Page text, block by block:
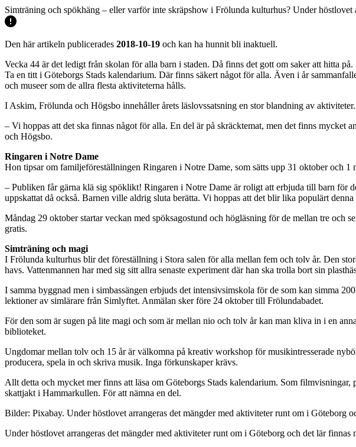
Simträning och spökhäng – eller varför inte skräpshow i Frölunda kulturhus? Under
Den här artikeln publicerades 2018-10-19 och kan ha hunnit bli inaktuell.
Vecka 44 är det ledigt från skolan för alla barn i staden. Då finns det gott om saker att hitta på.
Ta en titt i Göteborgs Stads kalendarium. Där finns säkert något för alla. Även i år
och museer som de allra flesta aktiviteterna hålls.
I Askim, Frölunda och Högsbo innehåller årets läslovssatsning en stor blandning av aktiviteter.
– Vi hoppas att det ska finnas något för alla. En del är på skräcktemat, men det finns mycket
och Högsbo.
Ringaren i Notre Dame
Hon tipsar om familjeföreställningen Ringaren i Notre Dame, som sätts upp 31 oktober och 1
– Publiken får gärna klä sig spöklikt! Ringaren i Notre Dame är roligt att erbjuda till barn för
uppskattat då också. Barnen ville aldrig sluta berätta. Vi hoppas att det blir lika populärt denna
Måndag 29 oktober startar veckan med spöksagostund och högläsning för de mellan tre och
gratis.
Simträning och magi
I Frölunda kulturhus blir det föreställning i Stora salen för alla mellan fem och tolv år. Den
havs. Vattenmannen har med sig sitt allra senaste experiment där han ska trolla bort sin
I samma byggnad men i simbassängen erbjuds det intensivsimskola för de som kan simma
lektioner av simlärare från Simlyftet. Anmälan sker före 24 oktober till Frölundabadet.
För den som är sugen på lite magi och som är mellan nio och tolv år kan man kliva in i en
biblioteket.
Ungdomar mellan tolv och 15 år är välkomna på kreativ workshop för musikintresserade
producera, spela in och skriva musik. Inga förkunskaper krävs.
Allt detta och mycket mer finns att läsa om Göteborgs Stads kalendarium. Som
skattjakt i Hammarkullen. För att nämna en del.
Bilder: Pixabay. Under höstlovet arrangeras det mängder med aktiviteter runt om i Göteborg
Under höstlovet arrangeras det mängder med aktiviteter runt om i Göteborg och det lär finnas